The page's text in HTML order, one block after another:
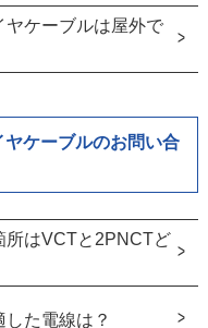
ヤケーブルは屋外で
ケーブルのお問い合
所はVCTと2PNCTど
た電線は？